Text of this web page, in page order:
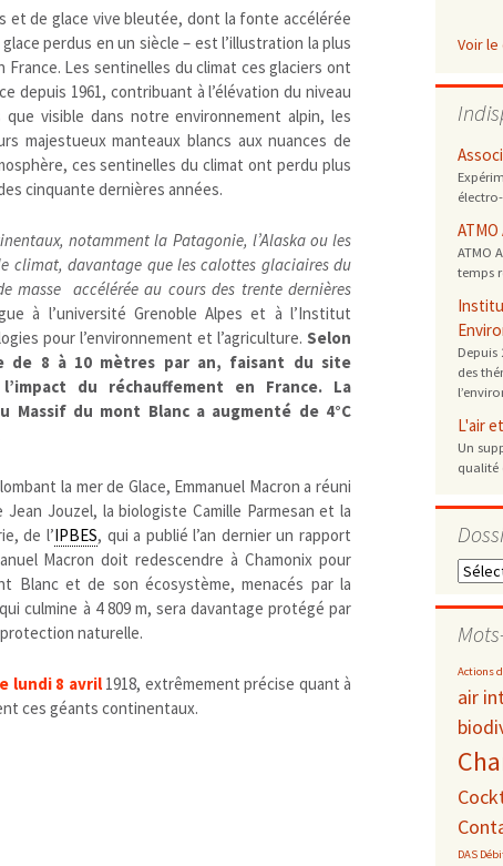
emballages
gaspillage alimentaire
modes de conservation et de cuisson
positionnement citoyen / ONG
Risques majeurs
Biodiversité
Bruit
Changements climatiques
Contamination infectieuse
Contaminations chimiques
cancérigène / mutagène /
métaux lourds et autres
PFAS
Déchets
économie circulaire
traitements
Décisions politiques et juridiques
internationale
nationale
Eau
mers et océans
superficielles et souterraines
Énergies
fossiles
renouvelables / transition énergétique
Environnement numérique
Études scientifiques
épidémiologique
rapport économique
surveillance sanitaire
toxicologique
Jurisprudence
Logement
Modes de comportement
Pharmacovigilance, produits et
dispositifs de santé, vaccins
Population à risque
adolescents
exposition professionnelle
femmes enceintes / enfants
Publications recommandées
Rayonnements
ionisants
réglementaire
et de glace vive bleutée, dont la fonte accélérée
perdus en un siècle – est l’illustration la plus
Les sentinelles du climat ces glaciers ont
depuis 1961, contribuant à l’élévation du niveau
visible dans notre environnement alpin, les
majestueux manteaux blancs aux nuances de
ces sentinelles du climat ont perdu plus
cinquante dernières années.
notamment la Patagonie, l’Alaska ou les
climat, davantage que les calottes glaciaires du
masse accélérée au cours des trente dernières
à l’université Grenoble Alpes et à l’Institut
pour l’environnement et l’agriculture. Selon
de 8 à 10 mètres par an, faisant du site
du réchauffement en France. La
Massif du mont Blanc a augmenté de 4°C
la mer de Glace, Emmanuel Macron a réuni
Jouzel, la biologiste Camille Parmesan et la
de l’IPBES, qui a publié l’an dernier un rapport
Macron doit redescendre à Chamonix pour
Blanc et de son écosystème, menacés par la
culmine à 4 809 m, sera davantage protégé par
naturelle.
lundi 8 avril1918, extrêmement précise quant à
ces géants continentaux.
Voir
ATMO
temps
Depuis
des
L'air
Un
qualité
date
Actions
air
DAS